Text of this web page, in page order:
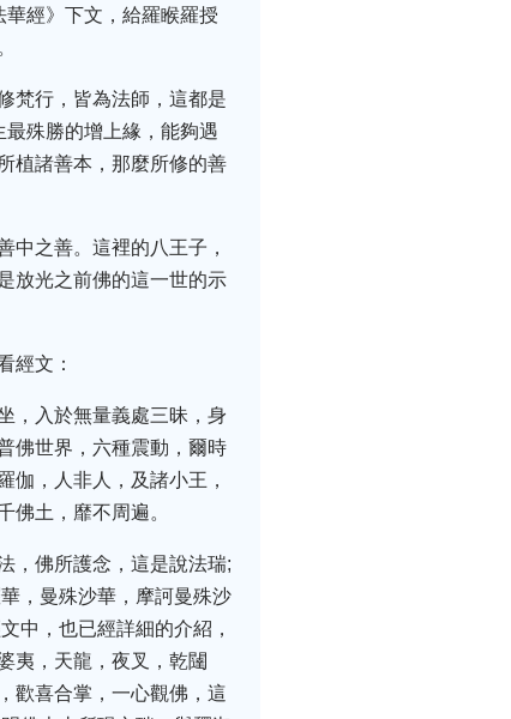
經》下文，給羅睺羅授
梵行，皆為法師，這都是
殊勝的增上緣，能夠遇
植諸善本，那麼所修的善
中之善。這裡的八王子，
放光之前佛的這一世的示
經文：
，入於無量義處三昧，身
佛世界，六種震動，爾時
伽，人非人，及諸小王，
佛土，靡不周遍。
，佛所護念，這是說法瑞;
，曼殊沙華，摩訶曼殊沙
中，也已經詳細的介紹，
夷，天龍，夜叉，乾闥
歡喜合掌，一心觀佛，這